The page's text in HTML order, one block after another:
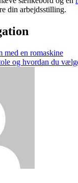
din arbejdsstilling.
med en romaskine
og hvordan du